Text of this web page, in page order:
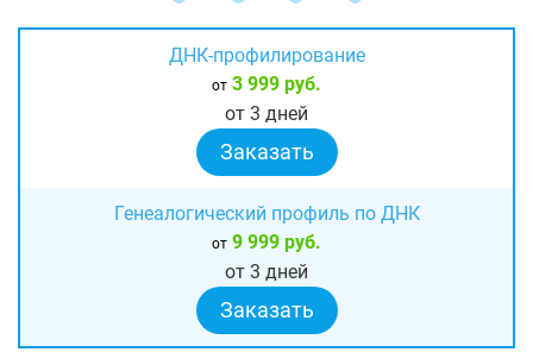
ДНК-профилирование
от 3 999 руб.
от 3 дней
Заказать
Генеалогический профиль по ДНК
от 9 999 руб.
от 3 дней
Заказать